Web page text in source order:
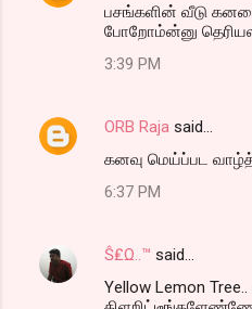
பசங்களின் வீடு
போறோம்ன்னு
3:39 PM
ORB Raja said…
கனவு மெய்ப்பட
6:37 PM
Ŝ₤Ω..™ said…
Yellow Lemon